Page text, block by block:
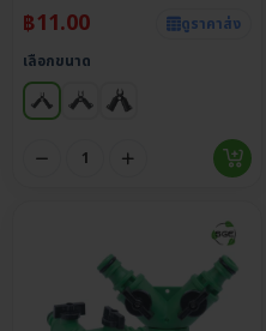
฿11.00
ดูราคาส่ง
เลือกขนาด